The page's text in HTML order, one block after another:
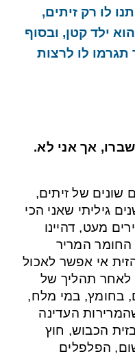
לו רק זיתים,
ילד קטן, ובסוף
תגרמו לו לרצות
נשברו, אך אני לא.
שונים של זיתים,
גיליתי שאני הכי
מעט, דהיינו
המריר
אי אפשר לאכול
לאחר תהליך של
בחומץ, במי מלח,
העדינה
הכבוש, חוץ
הפלפלים